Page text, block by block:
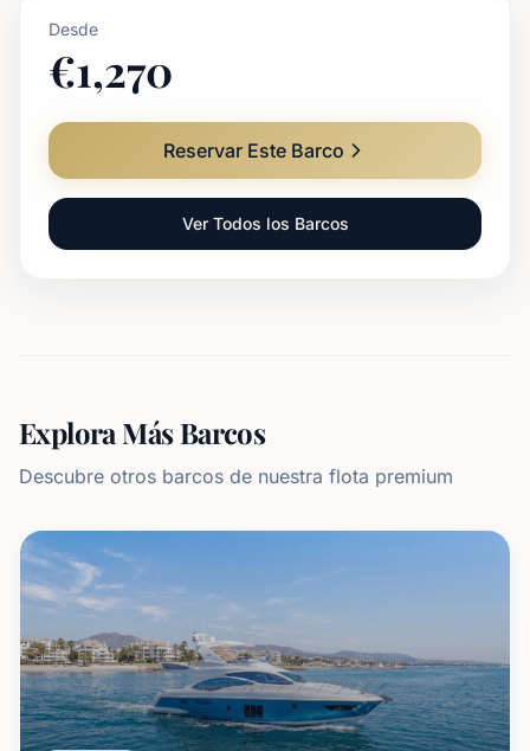
Desde
€1,270
Reservar Este Barco
Ver Todos los Barcos
Explora Más Barcos
Descubre otros barcos de nuestra flota premium